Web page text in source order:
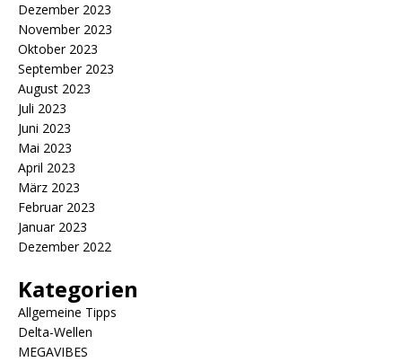
Dezember 2023
November 2023
Oktober 2023
September 2023
August 2023
Juli 2023
Juni 2023
Mai 2023
April 2023
März 2023
Februar 2023
Januar 2023
Dezember 2022
Kategorien
Allgemeine Tipps
Delta-Wellen
MEGAVIBES